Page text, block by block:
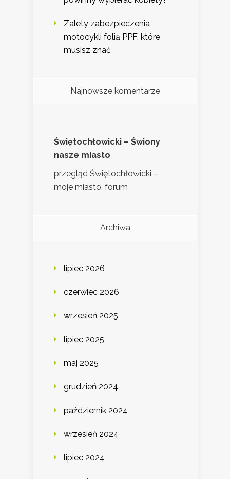
Zalety zabezpieczenia
motocykli folią PPF, które
musisz znać
Najnowsze komentarze
Świętochłowicki – Świony
nasze miasto
przegląd Świętochłowicki –
moje miasto, forum
Archiwa
lipiec 2026
czerwiec 2026
wrzesień 2025
lipiec 2025
maj 2025
grudzień 2024
październik 2024
wrzesień 2024
lipiec 2024